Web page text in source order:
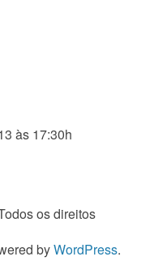
às 17:30h
os direitos
byWordPress.